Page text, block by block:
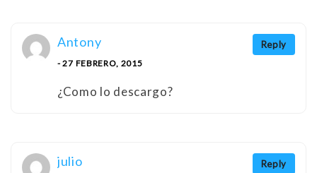
Reply
Antony
- 27 FEBRERO, 2015
¿Como lo descargo?
Reply
julio